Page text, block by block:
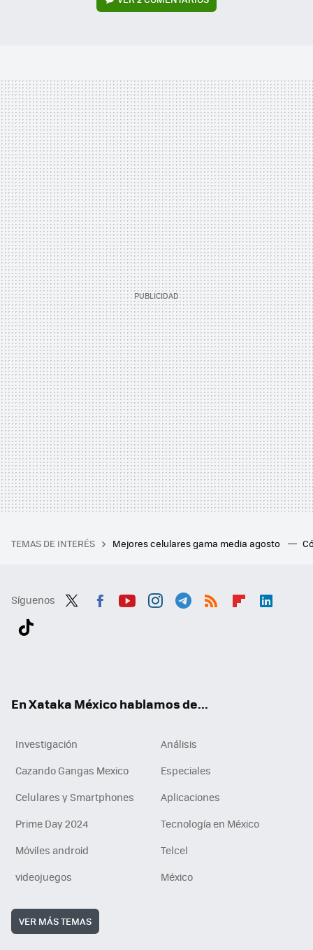
TEMAS DE INTERÉS Mejores celulares gama media agosto
Síguenos
En Xataka México hablamos de...
Investigación
Análisis
Cazando Gangas Mexico
Especiales
Celulares y Smartphones
Aplicaciones
Prime Day 2024
Tecnología en México
Móviles android
Telcel
videojuegos
México
VER MÁS TEMAS